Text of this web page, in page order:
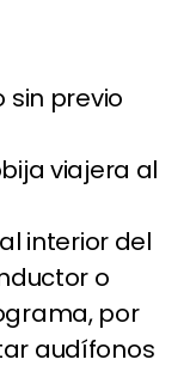
sin previo
viajera al
interior del
o
por
audífonos